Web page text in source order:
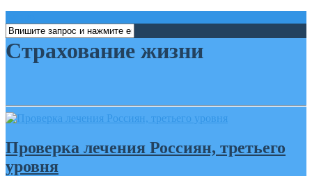
Страхование жизни
Проверка лечения Россиян, третьего
уровня